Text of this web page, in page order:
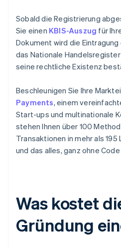
Sobald die Registrierung
Sie einen KBIS-Auszug für
Dokument wird die
das Nationale
seine rechtliche Existenz
Beschleunigen Sie Ihre
Payments, einem
Start-ups und multinationale
stehen Ihnen über 100
Transaktionen in mehr als
und das alles, ganz ohne
Was kostet
Gründung